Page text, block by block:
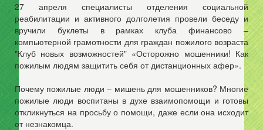
27 апреля специалисты отделения социальной
реабилитации и активного долголетия провели беседу и
вручили буклеты в рамках клуба финансово –
компьютерной грамотности для граждан пожилого возраста
"Клуб новых возможностей" «Осторожно мошенники! Как
пожилым людям защитить себя от дистанционных афер».
Почему пожилые люди – мишень для мошенников? Многие
пожилые люди воспитаны в духе взаимопомощи и готовы
откликнуться на просьбу о помощи, даже если она исходит
от незнакомца.